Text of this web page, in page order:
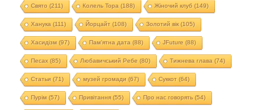
Свято (211) Колель Тора (188) Жіночий клуб (149)
Ханука (111) Йорцайт (108) Золотий вік(105)
Хасидізм (97) Пам'ятна дата (88) JFuture (88)
Песах(85) Любавичський Ребе (80) Тижнева глава (74)
Статьи (71) музей громади (67) Суккот (64)
Пурім (57) Привітання(55) Про нас говорять (54)